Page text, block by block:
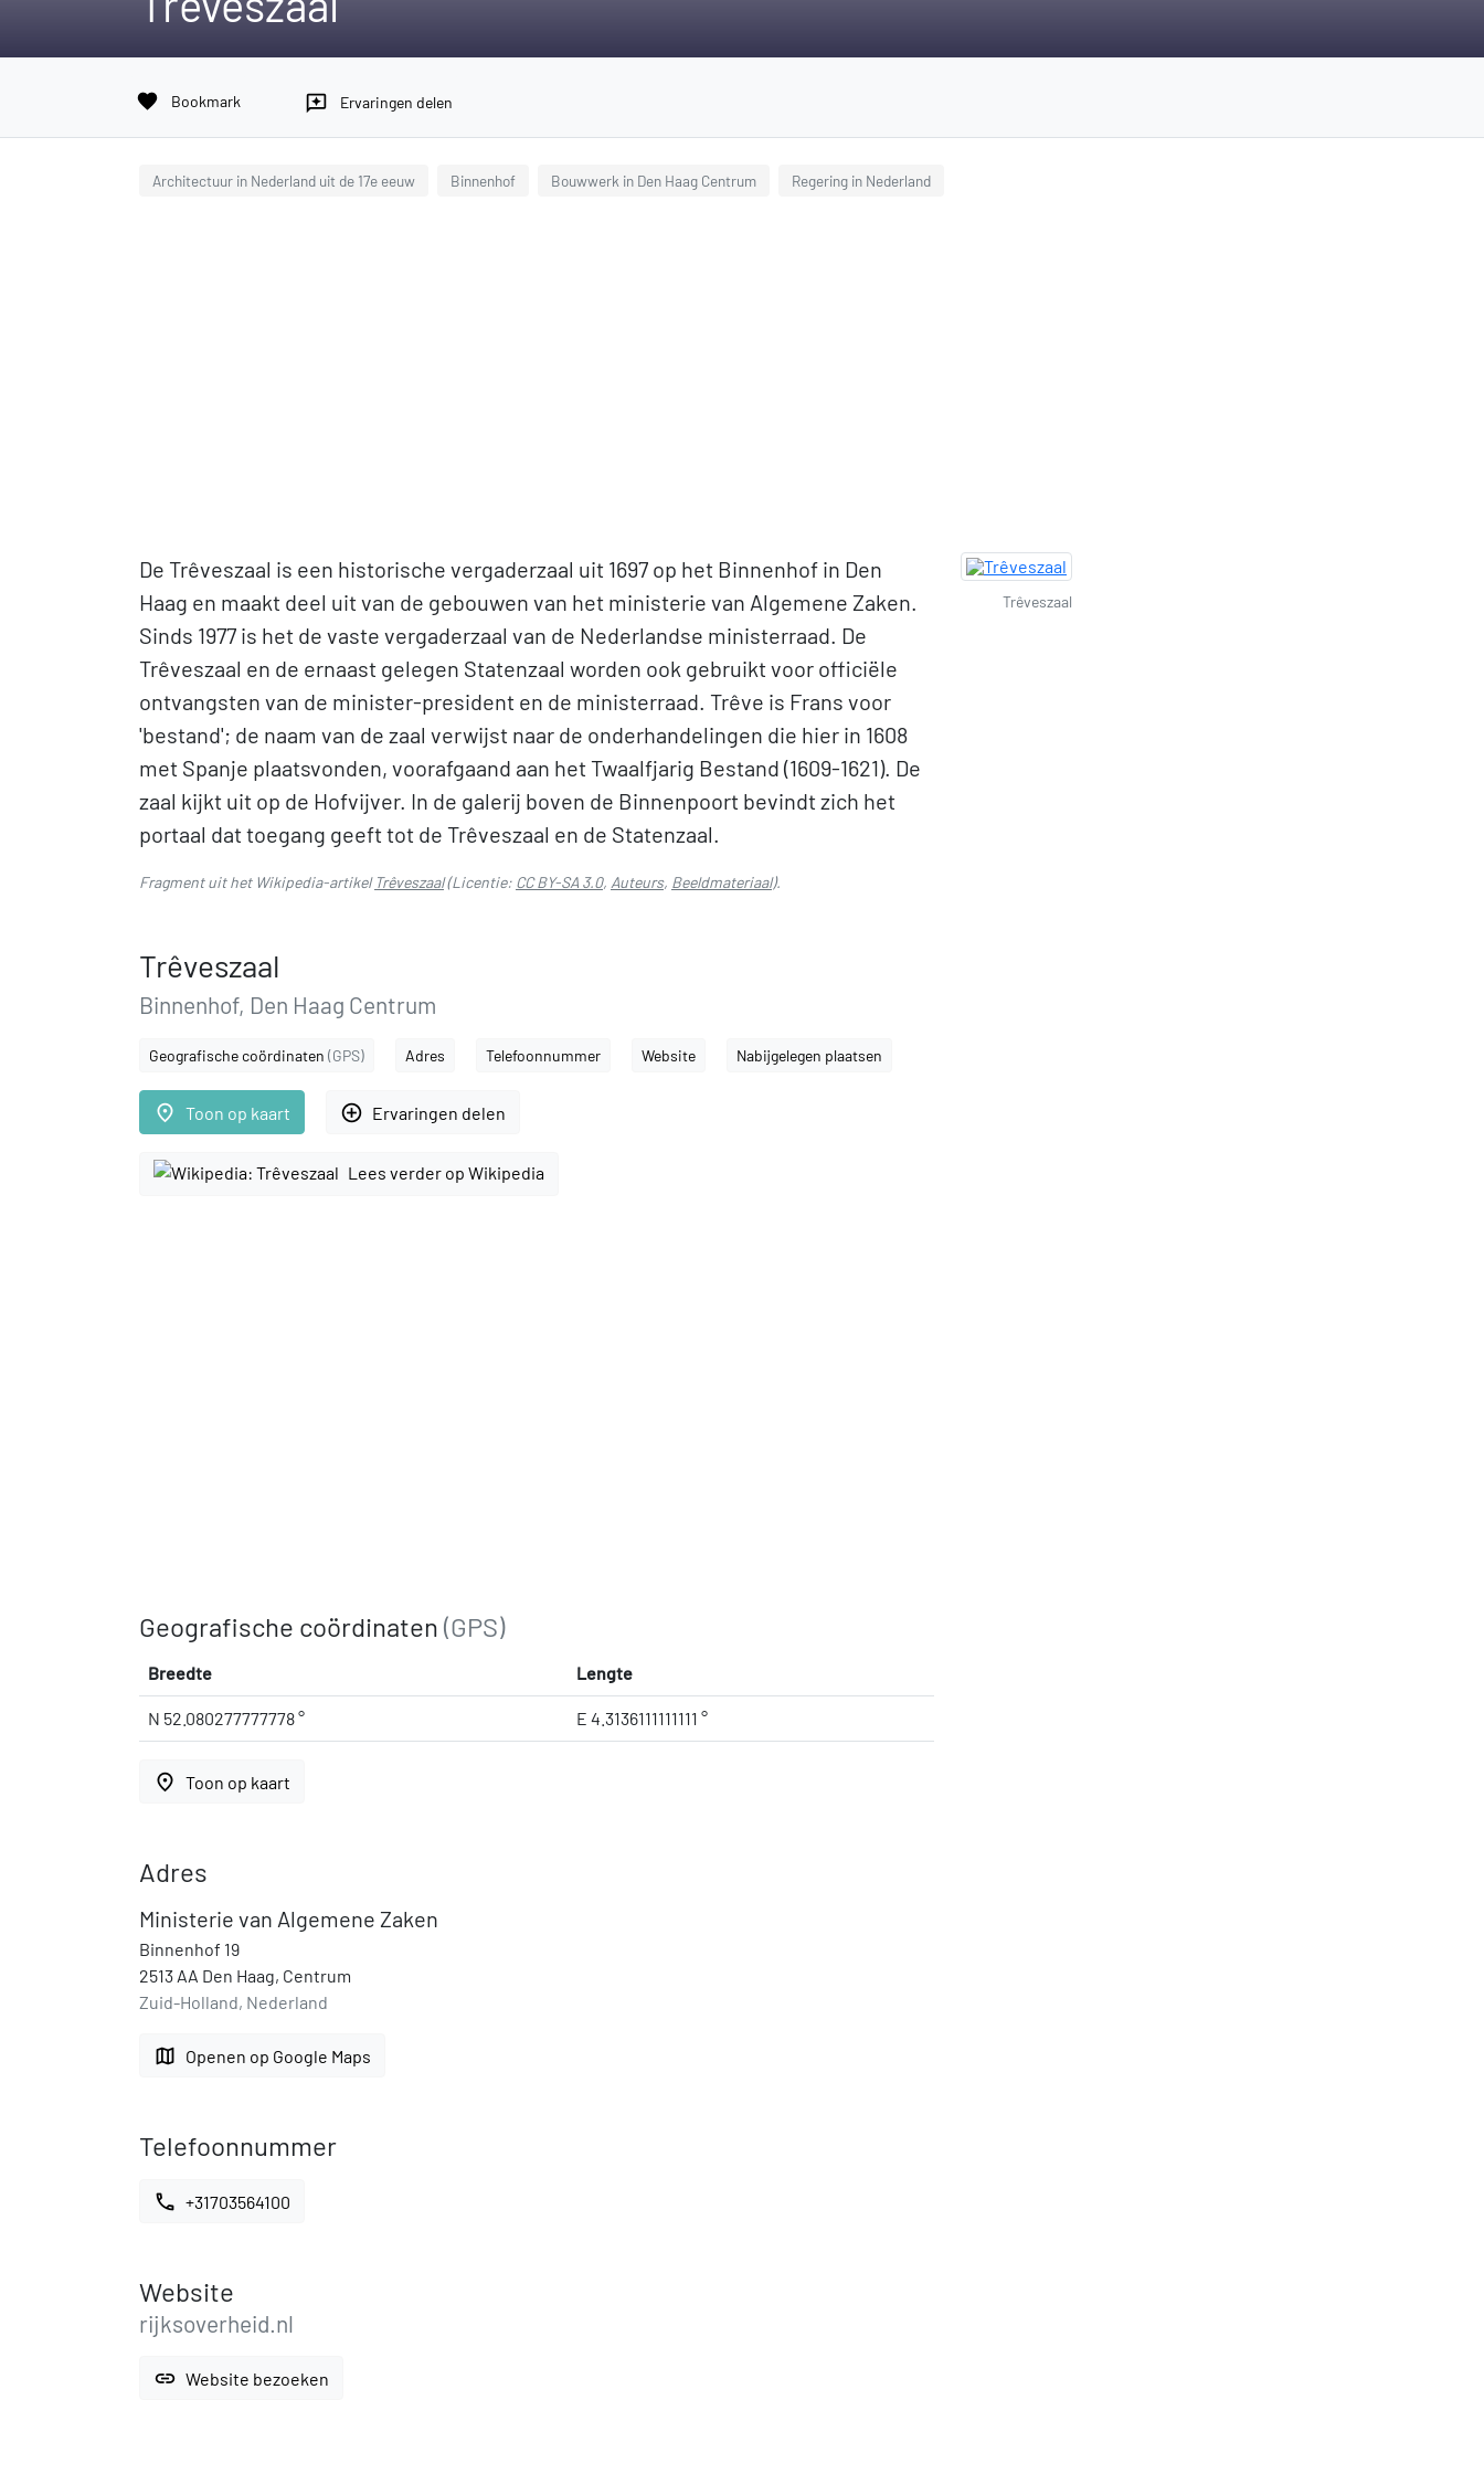
favorite Bookmark reviews Ervaringen delen
Architectuur in Nederland uit de 17e eeuw Binnenhof Bouwwerk in Den Haag Centrum Regering in Nederland
De Trêveszaal is een historische vergaderzaal uit 1697 op het Binnenhof in Den
Haag en maakt deel uit van de gebouwen van het ministerie van Algemene Zaken.
Sinds 1977 is het de vaste vergaderzaal van de Nederlandse ministerraad. De
Trêveszaal en de ernaast gelegen Statenzaal worden ook gebruikt voor officiële
ontvangsten van de minister-president en de ministerraad. Trêve is Frans voor
'bestand'; de naam van de zaal verwijst naar de onderhandelingen die hier in 1608
met Spanje plaatsvonden, voorafgaand aan het Twaalfjarig Bestand (1609-1621). De
zaal kijkt uit op de Hofvijver. In de galerij boven de Binnenpoort bevindt zich het
portaal dat toegang geeft tot de Trêveszaal en de Statenzaal.
Fragment uit het Wikipedia-artikel Trêveszaal(Licentie: CC BY-SA 3.0, Auteurs, Beeldmateriaal).
Trêveszaal
Binnenhof, Den Haag Centrum
Geografische coördinaten (GPS) Adres Telefoonnummer Website Nabijgelegen plaatsen
place Toon op kaart add_circle_outline Ervaringen delen
Lees verder op Wikipedia
Geografische coördinaten (GPS)
Breedte Lengte
N 52.080277777778 ° E 4.3136111111111 °
place Toon op kaart
Adres
Ministerie van Algemene Zaken
Binnenhof 19
2513 AA Den Haag, Centrum
Zuid-Holland, Nederland
map Openen op Google Maps
Telefoonnummer
call +31703564100
Website
rijksoverheid.nl
link Website bezoeken
Trêveszaal